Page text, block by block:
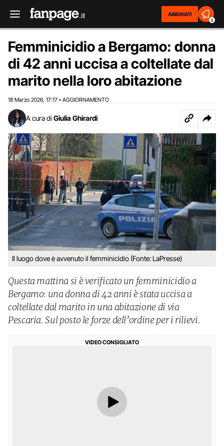
ABBONATI
2
Femminicidio a Bergamo: donna
di 42 anni uccisa a coltellate dal
marito nella loro abitazione
18 Marzo 2026 17:17 • AGGIORNAMENTO
A cura di Giulia Ghirardi
Il luogo dove è avvenuto il femminicidio (Fonte: LaPresse)
Questa mattina si è verificato un femminicidio a
Bergamo: una donna di 42 anni è stata uccisa a
coltellate dal marito in una abitazione di via
Pescaria. Sul posto le forze dell’ordine per i rilievi.
VIDEO CONSIGLIATO